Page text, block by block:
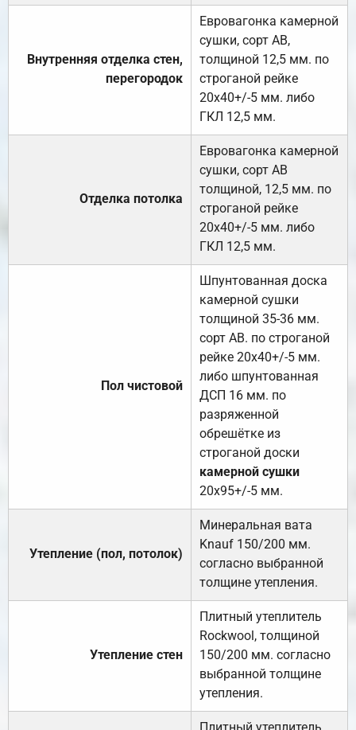
Внутренняя отделка стен,
перегородок
Евровагонка камерной
сушки, сорт АВ,
толщиной 12,5 мм. по
строганой рейке
20х40+/-5 мм. либо
ГКЛ 12,5 мм.
Отделка потолка
Евровагонка камерной
сушки, сорт АВ
толщиной, 12,5 мм. по
строганой рейке
20х40+/-5 мм. либо
ГКЛ 12,5 мм.
Пол чистовой
Шпунтованная доска
камерной сушки
толщиной 35-36 мм.
сорт АВ. по строганой
рейке 20х40+/-5 мм.
либо шпунтованная
ДСП 16 мм. по
разряженной
обрешётке из
строганой доски
камерной сушки
20х95+/-5 мм.
Утепление (пол, потолок)
Минеральная вата
Knauf 150/200 мм.
согласно выбранной
толщине утепления.
Утепление стен
Плитный утеплитель
Rockwool, толщиной
150/200 мм. согласно
выбранной толщине
утепления.